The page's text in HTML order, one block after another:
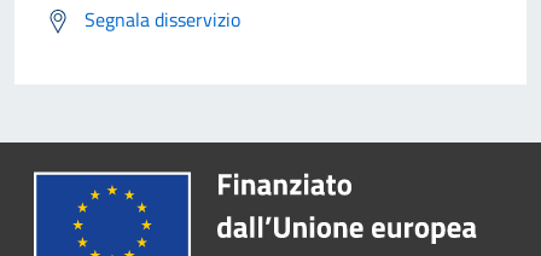
Segnala disservizio